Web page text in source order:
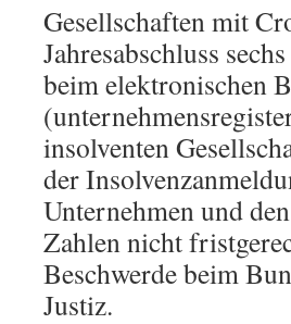
Gesellschaften mit
Jahresabschluss
beim elektronischen
insolventen
der
Unternehmen und
Zahlen nicht
Beschwerde beim
Justiz.